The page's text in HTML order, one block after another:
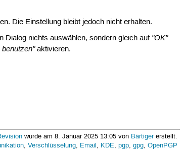
Die Einstellung bleibt jedoch nicht erhalten.
Dialog nichts auswählen, sondern gleich auf "OK"
aktivieren.
wurde am 8. Januar 2025 13:05 von Bärtigererstellt.
,Verschlüsselung, Email, KDE,pgp,gpg,OpenPGP